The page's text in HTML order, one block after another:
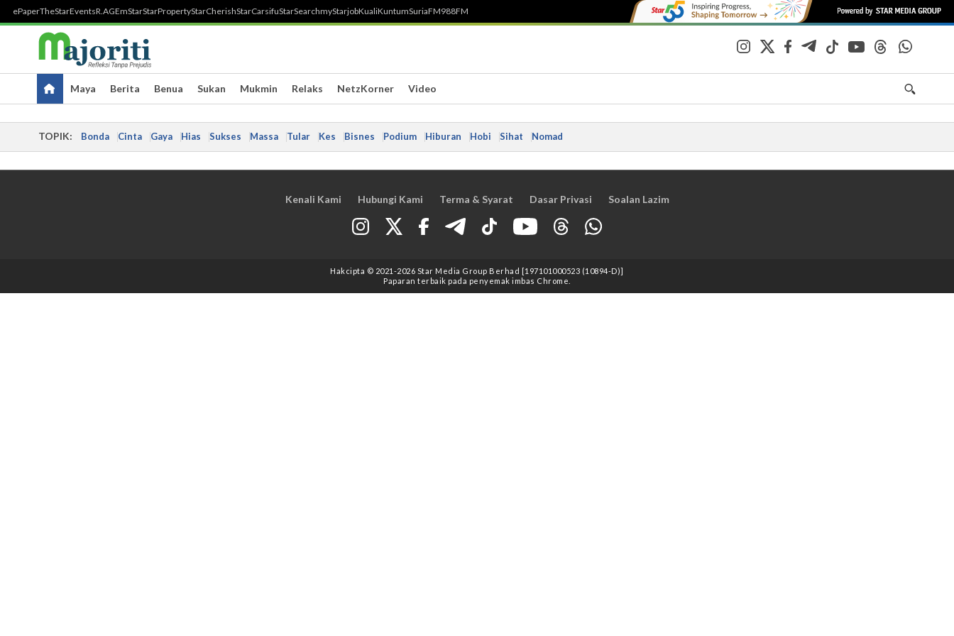
ePaperTheStarEventsR.AGEmStarStarPropertyStarCherishStarCarsifuStarSearchmyStarjobKualiKuntumSuriaFM988FM
Maya Berita Benua Sukan Mukmin Relaks NetzKorner Video
TOPIK: Bonda Cinta Gaya Hias Sukses Massa Tular Kes Bisnes Podium Hiburan Hobi Sihat Nomad
Kenali Kami Hubungi Kami Terma & Syarat Dasar Privasi Soalan Lazim
Hakcipta © 2021 -2026 Star Media Group Berhad [197101000523 (10894-D)]
Paparan terbaik pada penyemak imbas Chrome.